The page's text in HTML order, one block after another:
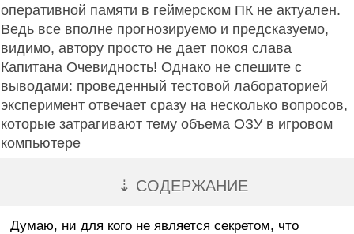
оперативной памяти в геймерском ПК не актуален.
Ведь все вполне прогнозируемо и предсказуемо,
видимо, автору просто не дает покоя слава
Капитана Очевидность! Однако не спешите с
выводами: проведенный тестовой лабораторией
эксперимент отвечает сразу на несколько вопросов,
которые затрагивают тему объема ОЗУ в игровом
компьютере
⇣ СОДЕРЖАНИЕ
Думаю, ни для кого не является секретом, что